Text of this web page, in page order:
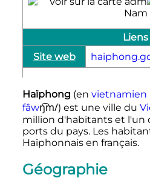
Liens
Site web
Haïphong (en vietnamien
fâwŋ͡m/) est une ville du
million d'habitants et l'un
ports du pays. Les
Haïphonnais en français.
Géographie